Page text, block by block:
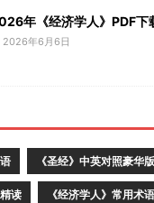
年《经济学人》PDF下
2026年6月6日
《圣经》中英对照豪华版
读 《经济学人》常用术语